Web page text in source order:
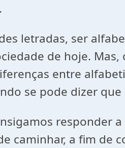
letradas, ser
de hoje.
entre
se pode dizer
responder
caminhar, a fim de